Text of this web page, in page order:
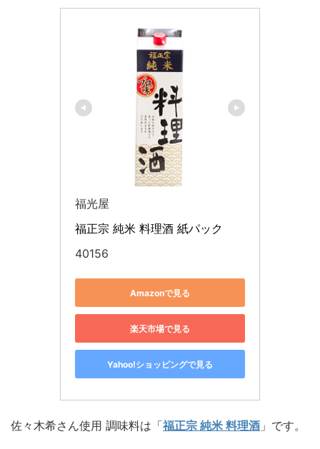
福光屋
福正宗 純米 料理酒 紙パック
40156
Amazonで見る
楽天市場で見る
Yahoo!ショッピングで見る
佐々木希さん使用 調味料は「福正宗 純米 料理酒 」です。